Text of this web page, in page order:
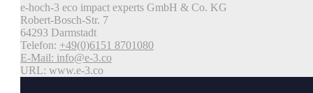
e-hoch-3 eco impact experts GmbH & Co. KG
Robert-Bosch-Str. 7
64293 Darmstadt
Telefon: +49(0)6151 8701080
E-Mail: info@e-3.co
URL: www.e-3.co